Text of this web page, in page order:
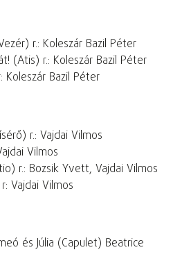
r.: Koleszár Bazil Péter
(Atis) r.: Koleszár Bazil Péter
Bazil Péter
r.: Vajdai Vilmos
Vilmos
r.: Bozsik Yvett, Vajdai Vilmos
Vajdai Vilmos
és Júlia (Capulet) Beatrice